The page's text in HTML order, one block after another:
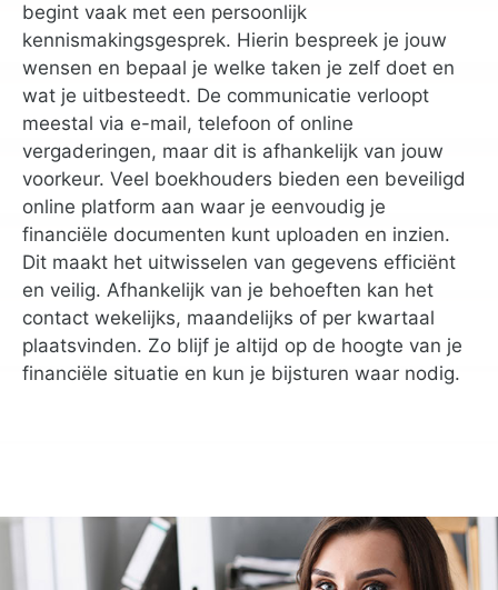
begint vaak met een persoonlijk
kennismakingsgesprek. Hierin bespreek je jouw
wensen en bepaal je welke taken je zelf doet en
wat je uitbesteedt. De communicatie verloopt
meestal via e-mail, telefoon of online
vergaderingen, maar dit is afhankelijk van jouw
voorkeur. Veel boekhouders bieden een beveiligd
online platform aan waar je eenvoudig je
financiële documenten kunt uploaden en inzien.
Dit maakt het uitwisselen van gegevens efficiënt
en veilig. Afhankelijk van je behoeften kan het
contact wekelijks, maandelijks of per kwartaal
plaatsvinden. Zo blijf je altijd op de hoogte van je
financiële situatie en kun je bijsturen waar nodig.